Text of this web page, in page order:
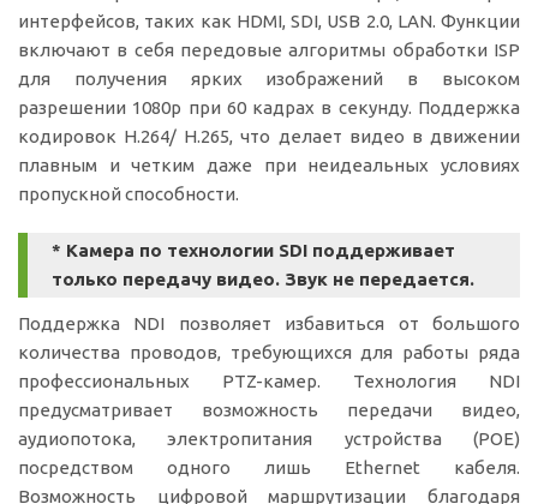
интерфейсов, таких как HDMI, SDI, USB 2.0, LAN. Функции
включают в себя передовые алгоритмы обработки ISP
для получения ярких изображений в высоком
разрешении 1080p при 60 кадрах в секунду. Поддержка
кодировок H.264/ H.265, что делает видео в движении
плавным и четким даже при неидеальных условиях
пропускной способности.
* Камера по технологии SDI поддерживает
только передачу видео. Звук не передается.
Поддержка NDI позволяет избавиться от большого
количества проводов, требующихся для работы ряда
профессиональных PTZ-камер. Технология NDI
предусматривает возможность передачи видео,
аудиопотока, электропитания устройства (POE)
посредством одного лишь Ethernet кабеля.
Возможность цифровой маршрутизации благодаря